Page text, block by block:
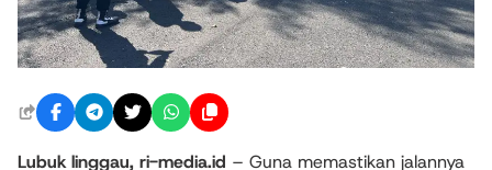
Lubuk linggau, ri-media.id – Guna memastikan jalannya